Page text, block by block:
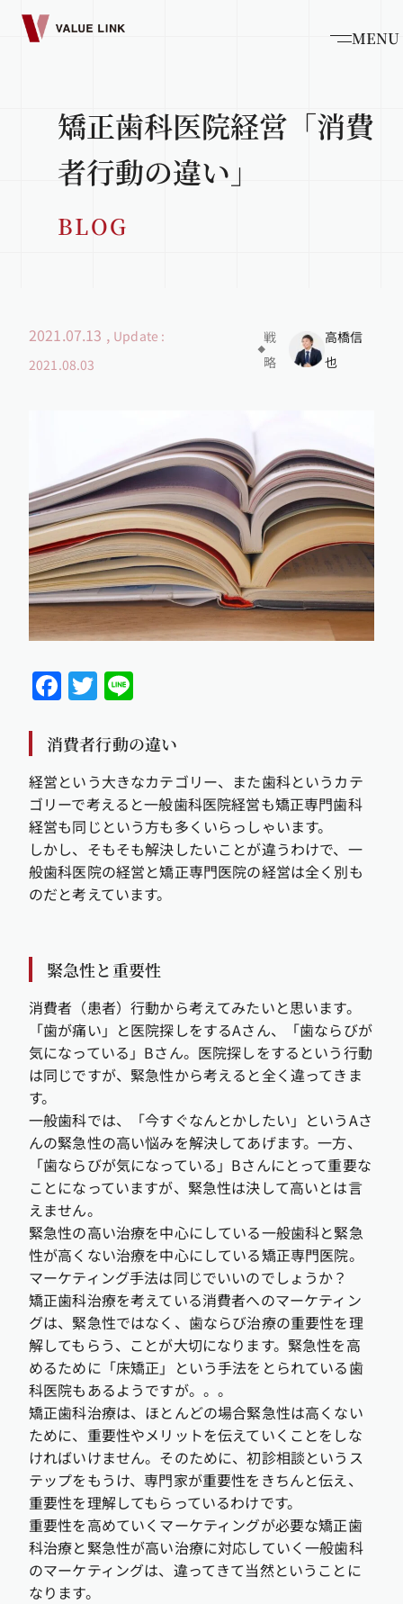
MENU
矯正歯科医院経営「消費
者行動の違い」
BLOG
2021.07.13 , Update :
2021.08.03
戦
略
高橋信
也
Facebook
Twitter
消費者行動の違い
経営という大きなカテゴリー、また歯科というカテ
ゴリーで考えると一般歯科医院経営も矯正専門歯科
経営も同じという方も多くいらっしゃいます。
しかし、そもそも解決したいことが違うわけで、一
般歯科医院の経営と矯正専門医院の経営は全く別も
のだと考えています。
緊急性と重要性
消費者（患者）行動から考えてみたいと思います。
「歯が痛い」と医院探しをするAさん、「歯ならびが
気になっている」Bさん。医院探しをするという行動
は同じですが、緊急性から考えると全く違ってきま
す。
一般歯科では、「今すぐなんとかしたい」というAさ
んの緊急性の高い悩みを解決してあげます。一方、
「歯ならびが気になっている」Bさんにとって重要な
ことになっていますが、緊急性は決して高いとは言
えません。
緊急性の高い治療を中心にしている一般歯科と緊急
性が高くない治療を中心にしている矯正専門医院。
マーケティング手法は同じでいいのでしょうか？
矯正歯科治療を考えている消費者へのマーケティン
グは、緊急性ではなく、歯ならび治療の重要性を理
解してもらう、ことが大切になります。緊急性を高
めるために「床矯正」という手法をとられている歯
科医院もあるようですが。。。
矯正歯科治療は、ほとんどの場合緊急性は高くない
ために、重要性やメリットを伝えていくことをしな
ければいけません。そのために、初診相談というス
テップをもうけ、専門家が重要性をきちんと伝え、
重要性を理解してもらっているわけです。
重要性を高めていくマーケティングが必要な矯正歯
科治療と緊急性が高い治療に対応していく一般歯科
のマーケティングは、違ってきて当然ということに
なります。